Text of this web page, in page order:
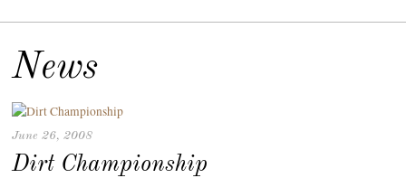
News
June 26, 2008
Dirt Championship